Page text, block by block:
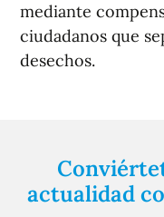
mediante
ciudadanos que
desechos.
actualidad